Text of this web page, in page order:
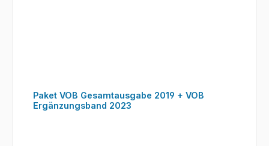
Paket VOB Gesamtausgabe 2019 + VOB
Ergänzungsband 2023